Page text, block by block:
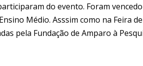
do evento. Foram
Médio. Asssim como na Feira de
pela Fundação de Amparo à